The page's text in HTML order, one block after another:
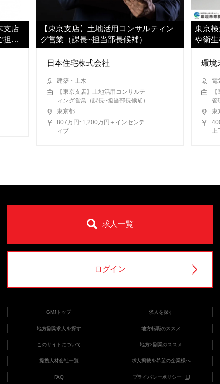
支店
担当
【東京支店】土地活用コンサルティン
グ営業（課長~担当部長候補）
日本住宅株式会社
建築・土木
【東京支店】土地活用コンサルテ
ィング営業（課長~担当部長候補）
東京都
807万円~1,200万円＋インセンテ
ィブ
東京
や衛
ただ
環境
電
管
東
上
求人一覧
ログイン
GMJトップ 求人を探す
地方副業求人を探す 地方転職のススメ
このサイトについて 地方×副業のススメ
提携人材会社一覧 求人掲載を希望の企業様へ
FAQ プライバシーポリシー